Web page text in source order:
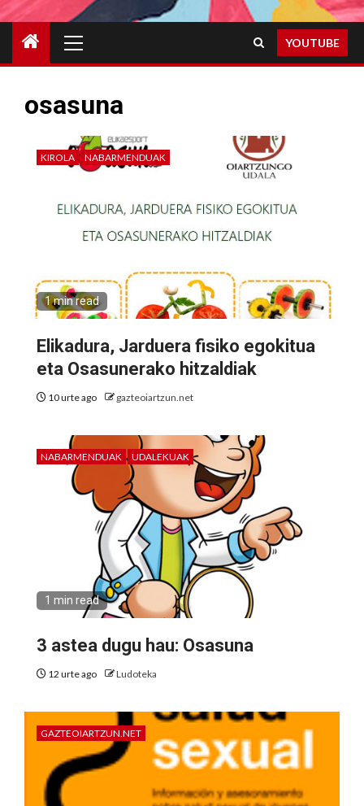
Menu
YOUTUBE
osasuna
KIROLA NABARMENDUAK
1 min read
Elikadura, Jarduera fisiko egokitua
eta Osasunerako hitzaldiak
10 urte ago gazteoiartzun.net
NABARMENDUAK UDALEKUAK
1 min read
3 astea dugu hau: Osasuna
12 urte ago Ludoteka
GAZTEOIARTZUN.NET